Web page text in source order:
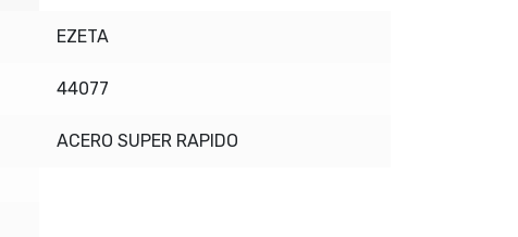
EZETA
44077
ACERO SUPER RAPIDO